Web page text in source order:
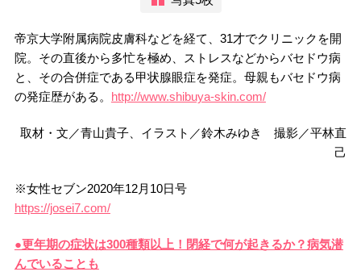
帝京大学附属病院皮膚科などを経て、31才でクリニックを開
院。その直後から多忙を極め、ストレスなどからバセドウ病
と、その合併症である甲状腺眼症を発症。母親もバセドウ病
の発症歴がある。 http://www.shibuya-skin.com/
取材・文／青山貴子、イラスト／鈴木みゆき 撮影／平林直
己
※女性セブン2020年12月10日号
https://josei7.com/
●更年期の症状は300種類以上！閉経で何が起きるか？病気潜
んでいることも